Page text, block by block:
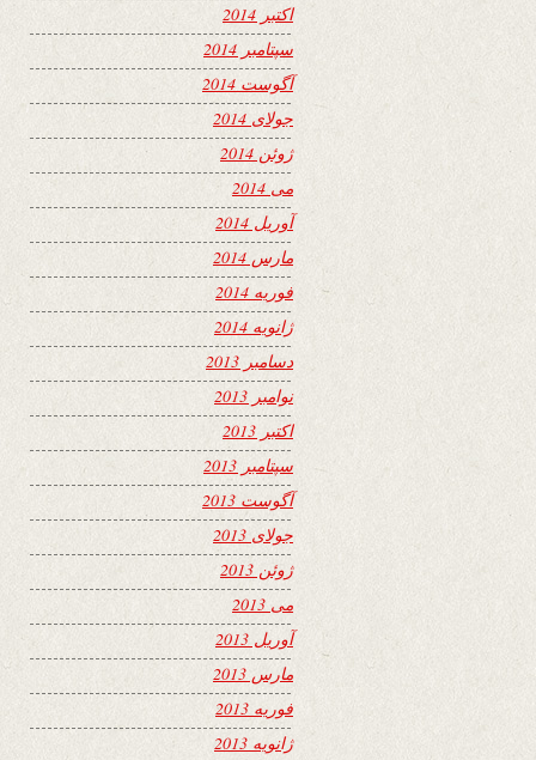
اکتبر 2014
سپتامبر 2014
آگوست 2014
جولای 2014
ژوئن 2014
می 2014
آوریل 2014
مارس 2014
فوریه 2014
ژانویه 2014
دسامبر 2013
نوامبر 2013
اکتبر 2013
سپتامبر 2013
آگوست 2013
جولای 2013
ژوئن 2013
می 2013
آوریل 2013
مارس 2013
فوریه 2013
ژانویه 2013